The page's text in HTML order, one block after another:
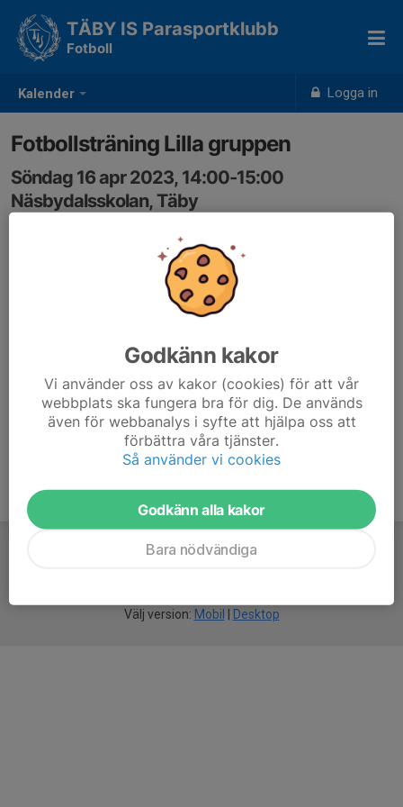
Kalender Logga in
TÄBY IS Parasportklubb
Fotboll
Fotbollsträning Lilla gruppen
Söndag 16 apr 2023, 14:00-15:00
Näsbydalsskolan, Täby
Välj version: Mobil Desktop
Godkänn kakor
Vi använder oss av kakor (cookies) för att vår
webbplats ska fungera bra för dig. De används
även för webbanalys i syfte att hjälpa oss att
förbättra våra tjänster.
Så använder vi cookies
Godkänn alla kakor
Bara nödvändiga